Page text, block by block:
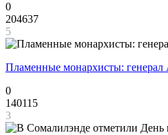
0
204637
5
Пламенные монархисты: генерал
0
140115
3